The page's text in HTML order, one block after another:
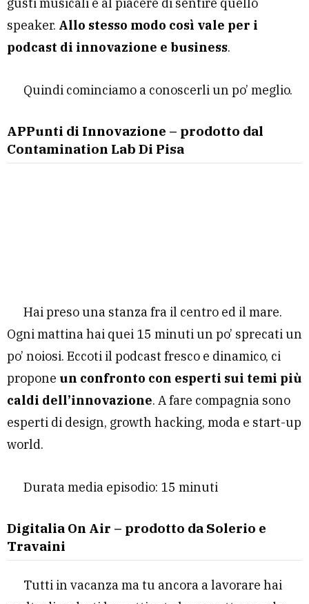
speaker. Allo stesso modo così vale per i
podcast di innovazione e business.
Quindi cominciamo a conoscerli un po’ meglio.
APPunti di Innovazione – prodotto dal
Contamination Lab Di Pisa
Hai preso una stanza fra il centro ed il mare.
Ogni mattina hai quei 15 minuti un po’ sprecati un
po’ noiosi. Eccoti il podcast fresco e dinamico, ci
propone un confronto con esperti sui temi più
caldi dell’innovazione. A fare compagnia sono
esperti di design, growth hacking, moda e start-up
world.
Durata media episodio: 15 minuti
Digitalia On Air – prodotto da Solerio e
Travaini
Tutti in vacanza ma tu ancora a lavorare hai